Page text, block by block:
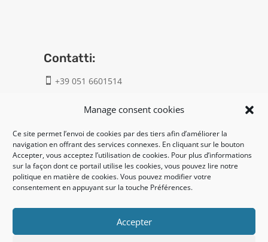
Manage consent cookies
Ce site permet l’envoi de cookies par des tiers afin d’améliorer la
navigation en offrant des services connexes. En cliquant sur le bouton
Accepter, vous acceptez l’utilisation de cookies. Pour plus d’informations
sur la façon dont ce portail utilise les cookies, vous pouvez lire notre
politique en matière de cookies. Vous pouvez modifier votre
consentement en appuyant sur la touche Préférences.
Accepter
Contatti:
 +39 051 6601514
info@geatech.it
UNI EN ISO 9001: 2015
Legal:
Privacy policy